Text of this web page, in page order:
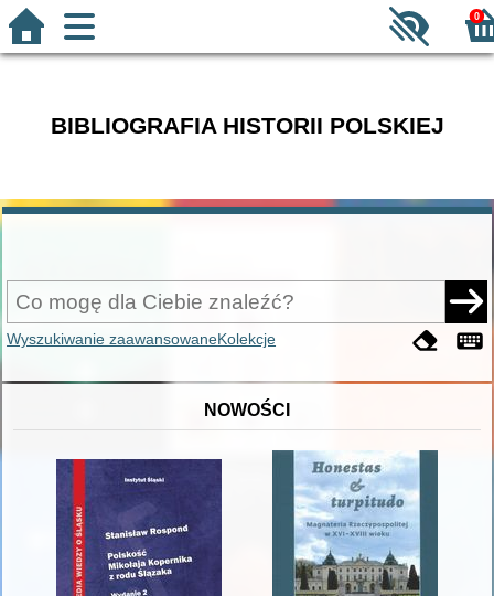
0
BIBLIOGRAFIA HISTORII POLSKIEJ
Wyszukiwanie zaawansowaneKolekcje
NOWOŚCI